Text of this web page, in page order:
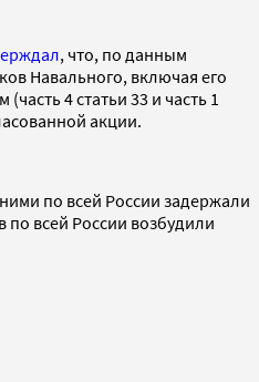
, что, по данным
Навального, включая его
4 статьи 33 и часть 1
акции.
по всей России задержали
всей России возбудили